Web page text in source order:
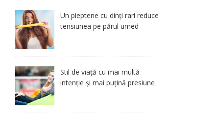
Un pieptene cu dinți rari reduce
tensiunea pe părul umed
Stil de viață cu mai multă
intenție și mai puțină presiune